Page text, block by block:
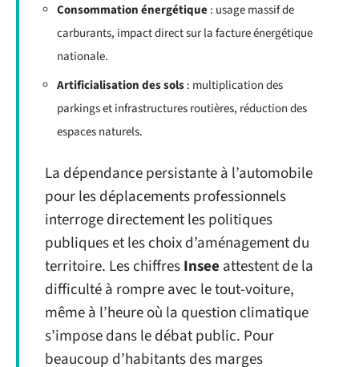
Consommation énergétique: usage massif de
carburants, impact direct sur la facture énergétique
nationale.
Artificialisation des sols: multiplication des
parkings et infrastructures routières, réduction des
espaces naturels.
La dépendance persistante à l’automobile
pour les déplacements professionnels
interroge directement les politiques
publiques et les choix d’aménagement du
territoire. Les chiffresInsee attestent de la
difficulté à rompre avec le tout-voiture,
même à l’heure où la question climatique
s’impose dans le débat public. Pour
beaucoup d’habitants des marges